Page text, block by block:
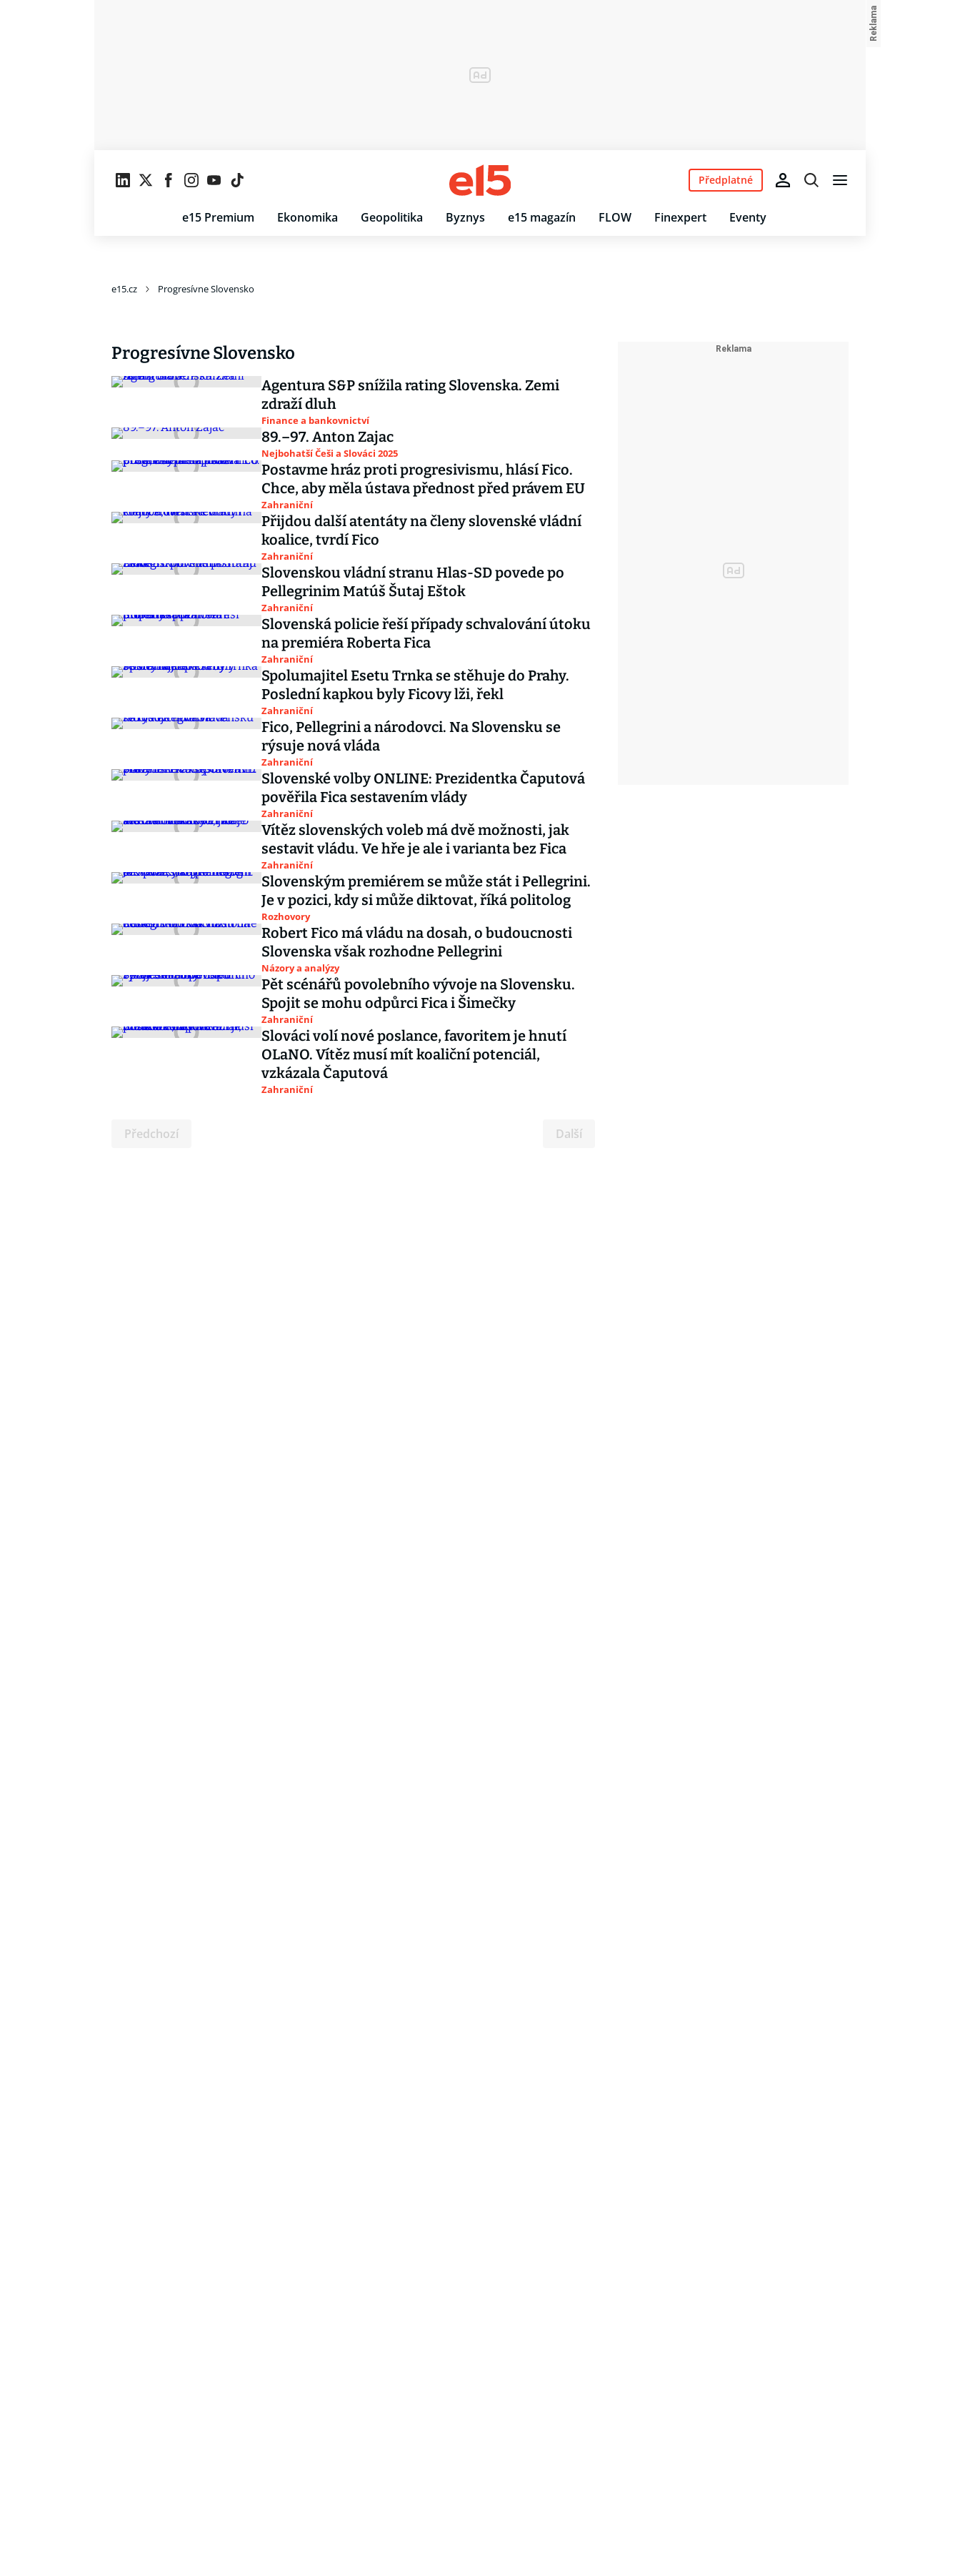
e15 Premium Ekonomika Geopolitika Byznys e15 magazín FLOW Finexpert Eventy
Předplatné
e15.cz Progresívne Slovensko
Progresívne Slovensko
Agentura S&P snížila rating Slovenska. Zemi
zdraží dluh
Finance a bankovnictví
89.–97. Anton Zajac
Nejbohatší Češi a Slováci 2025
Postavme hráz proti progresivismu, hlásí Fico.
Chce, aby měla ústava přednost před právem EU
Zahraniční
Přijdou další atentáty na členy slovenské vládní
koalice, tvrdí Fico
Zahraniční
Slovenskou vládní stranu Hlas-SD povede po
Pellegrinim Matúš Šutaj Eštok
Zahraniční
Slovenská policie řeší případy schvalování útoku
na premiéra Roberta Fica
Zahraniční
Spolumajitel Esetu Trnka se stěhuje do Prahy.
Poslední kapkou byly Ficovy lži, řekl
Zahraniční
Fico, Pellegrini a národovci. Na Slovensku se
rýsuje nová vláda
Zahraniční
Slovenské volby ONLINE: Prezidentka Čaputová
pověřila Fica sestavením vlády
Zahraniční
Vítěz slovenských voleb má dvě možnosti, jak
sestavit vládu. Ve hře je ale i varianta bez Fica
Zahraniční
Slovenským premiérem se může stát i Pellegrini.
Je v pozici, kdy si může diktovat, říká politolog
Rozhovory
Robert Fico má vládu na dosah, o budoucnosti
Slovenska však rozhodne Pellegrini
Názory a analýzy
Pět scénářů povolebního vývoje na Slovensku.
Spojit se mohu odpůrci Fica i Šimečky
Zahraniční
Slováci volí nové poslance, favoritem je hnutí
OLaNO. Vítěz musí mít koaliční potenciál,
vzkázala Čaputová
Zahraniční
Předchozí Další